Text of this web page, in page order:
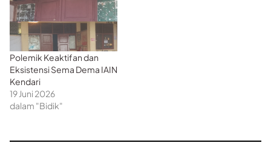
Polemik Keaktifan dan
Eksistensi Sema Dema IAIN
Kendari
19 Juni 2026
dalam "Bidik"